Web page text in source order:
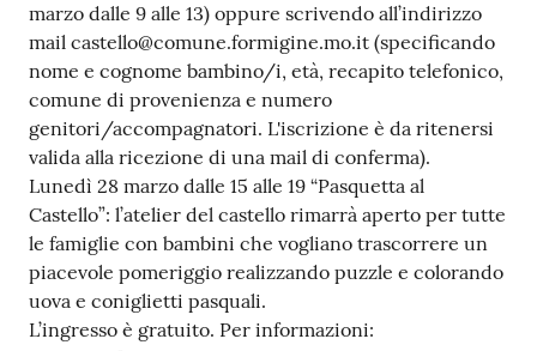
Seguici
su
marzo dalle 9 alle 13) oppure scrivendo all’indirizzo
mail castello@comune.formigine.mo.it (specificando
nome e cognome bambino/i, età, recapito telefonico,
comune di provenienza e numero
genitori/accompagnatori. L'iscrizione è da ritenersi
valida alla ricezione di una mail di conferma).
Lunedì 28 marzo dalle 15 alle 19 “Pasquetta al
Castello”: l’atelier del castello rimarrà aperto per tutte
le famiglie con bambini che vogliano trascorrere un
piacevole pomeriggio realizzando puzzle e colorando
uova e coniglietti pasquali.
L’ingresso è gratuito. Per informazioni: